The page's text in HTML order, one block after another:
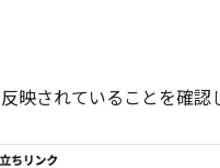
映されていることを確認